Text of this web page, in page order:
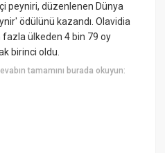
peyniri, düzenlenen Dünya
ödülünü kazandı. Olavidia
fazla ülkeden 4 bin 79 oy
birinci oldu.
tamamını burada okuyun: